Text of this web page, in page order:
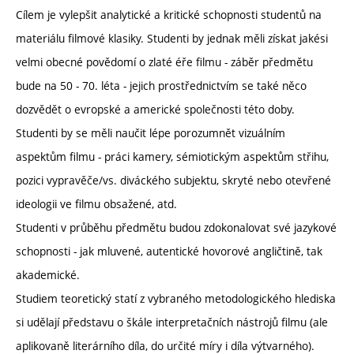
Cílem je vylepšit analytické a kritické schopnosti studentů na
materiálu filmové klasiky. Studenti by jednak měli získat jakési
velmi obecné povědomí o zlaté éře filmu - záběr předmětu
bude na 50 - 70. léta - jejich prostřednictvím se také něco
dozvědět o evropské a americké společnosti této doby.
Studenti by se měli naučit lépe porozumnět vizuálním
aspektům filmu - práci kamery, sémiotickým aspektům střihu,
pozici vypravěče/vs. diváckého subjektu, skryté nebo otevřené
ideologii ve filmu obsažené, atd.
Studenti v průběhu předmětu budou zdokonalovat své jazykové
schopnosti - jak mluvené, autentické hovorové angličtině, tak
akademické.
Studiem teoretický statí z vybraného metodologického hlediska
si udělají představu o škále interpretačních nástrojů filmu (ale
aplikovaně literárního díla, do určité míry i díla výtvarného).